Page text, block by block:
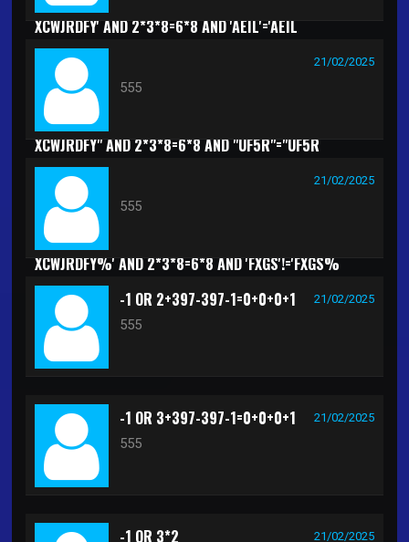
XCWJRDFY' AND 2*3*8=6*8 AND 'AEIL'='AEIL
XCWJRDFY" AND 2*3*8=6*8 AND "UF5R"="UF5R
21/02/2025
555
XCWJRDFY%' AND 2*3*8=6*8 AND 'FXGS'!='FXGS%
21/02/2025
555
-1 OR 2+397-397-1=0+0+0+1 21/02/2025
555
-1 OR 3+397-397-1=0+0+0+1 21/02/2025
555
-1 OR 3*2 21/02/2025